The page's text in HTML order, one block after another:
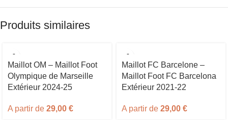
Produits similaires
Maillot OM – Maillot Foot
Olympique de Marseille
Extérieur 2024-25
A partir de 29,00 €
Maillot FC Barcelone –
Maillot Foot FC Barcelona
Extérieur 2021-22
A partir de 29,00 €